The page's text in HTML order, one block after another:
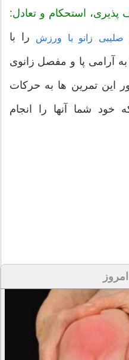
پذیری، استحکام و تعادل:
صلیبی زانو با ورزش را با
آرامی پا و مفصل زانوی
این تمرین ها به حرکات
شما آنها را انجام